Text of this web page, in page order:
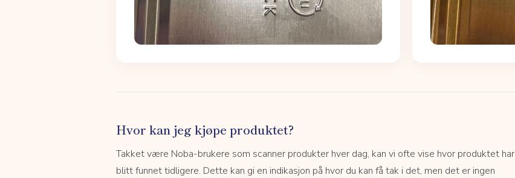
Hvor kan jeg kjøpe produktet?
Takket være Noba-brukere som scanner produkter hver dag, kan vi ofte vise hvor produktet har
blitt funnet tidligere. Dette kan gi en indikasjon på hvor du kan få tak i det, men det er ingen